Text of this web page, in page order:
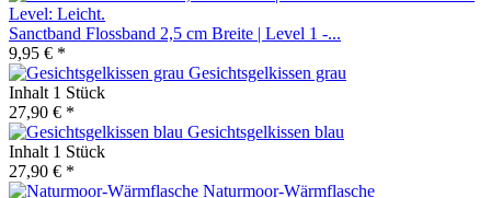
Sanctband Flossband 2,5 cm Breite | Level 1 -...
9,95 € *
Gesichtsgelkissen grau
Inhalt 1 Stück
27,90 € *
Gesichtsgelkissen blau
Inhalt 1 Stück
27,90 € *
Naturmoor-Wärmflasche